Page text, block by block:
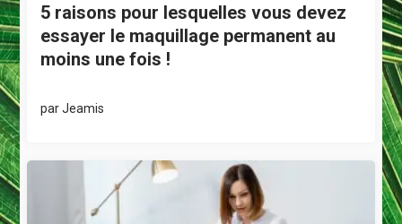
5 raisons pour lesquelles vous devez
essayer le maquillage permanent au
moins une fois !
parJeamis